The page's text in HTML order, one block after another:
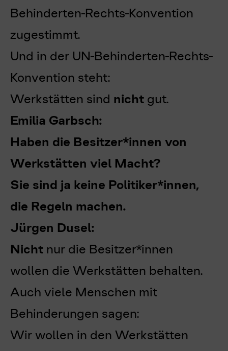
Behinderten-Rechts-Konvention
zugestimmt.
Und in der UN-Behinderten-Rechts-
Konvention steht:
Werkstätten sind nicht gut.
Emilia Garbsch:
Haben die Besitzer*innen von
Werkstätten viel Macht?
Sie sind ja keine Politiker*innen,
die Regeln machen.
Jürgen Dusel:
Nicht nur die Besitzer*innen
wollen die Werkstätten behalten.
Auch viele Menschen mit
Behinderungen sagen:
Wir wollen in den Werkstätten